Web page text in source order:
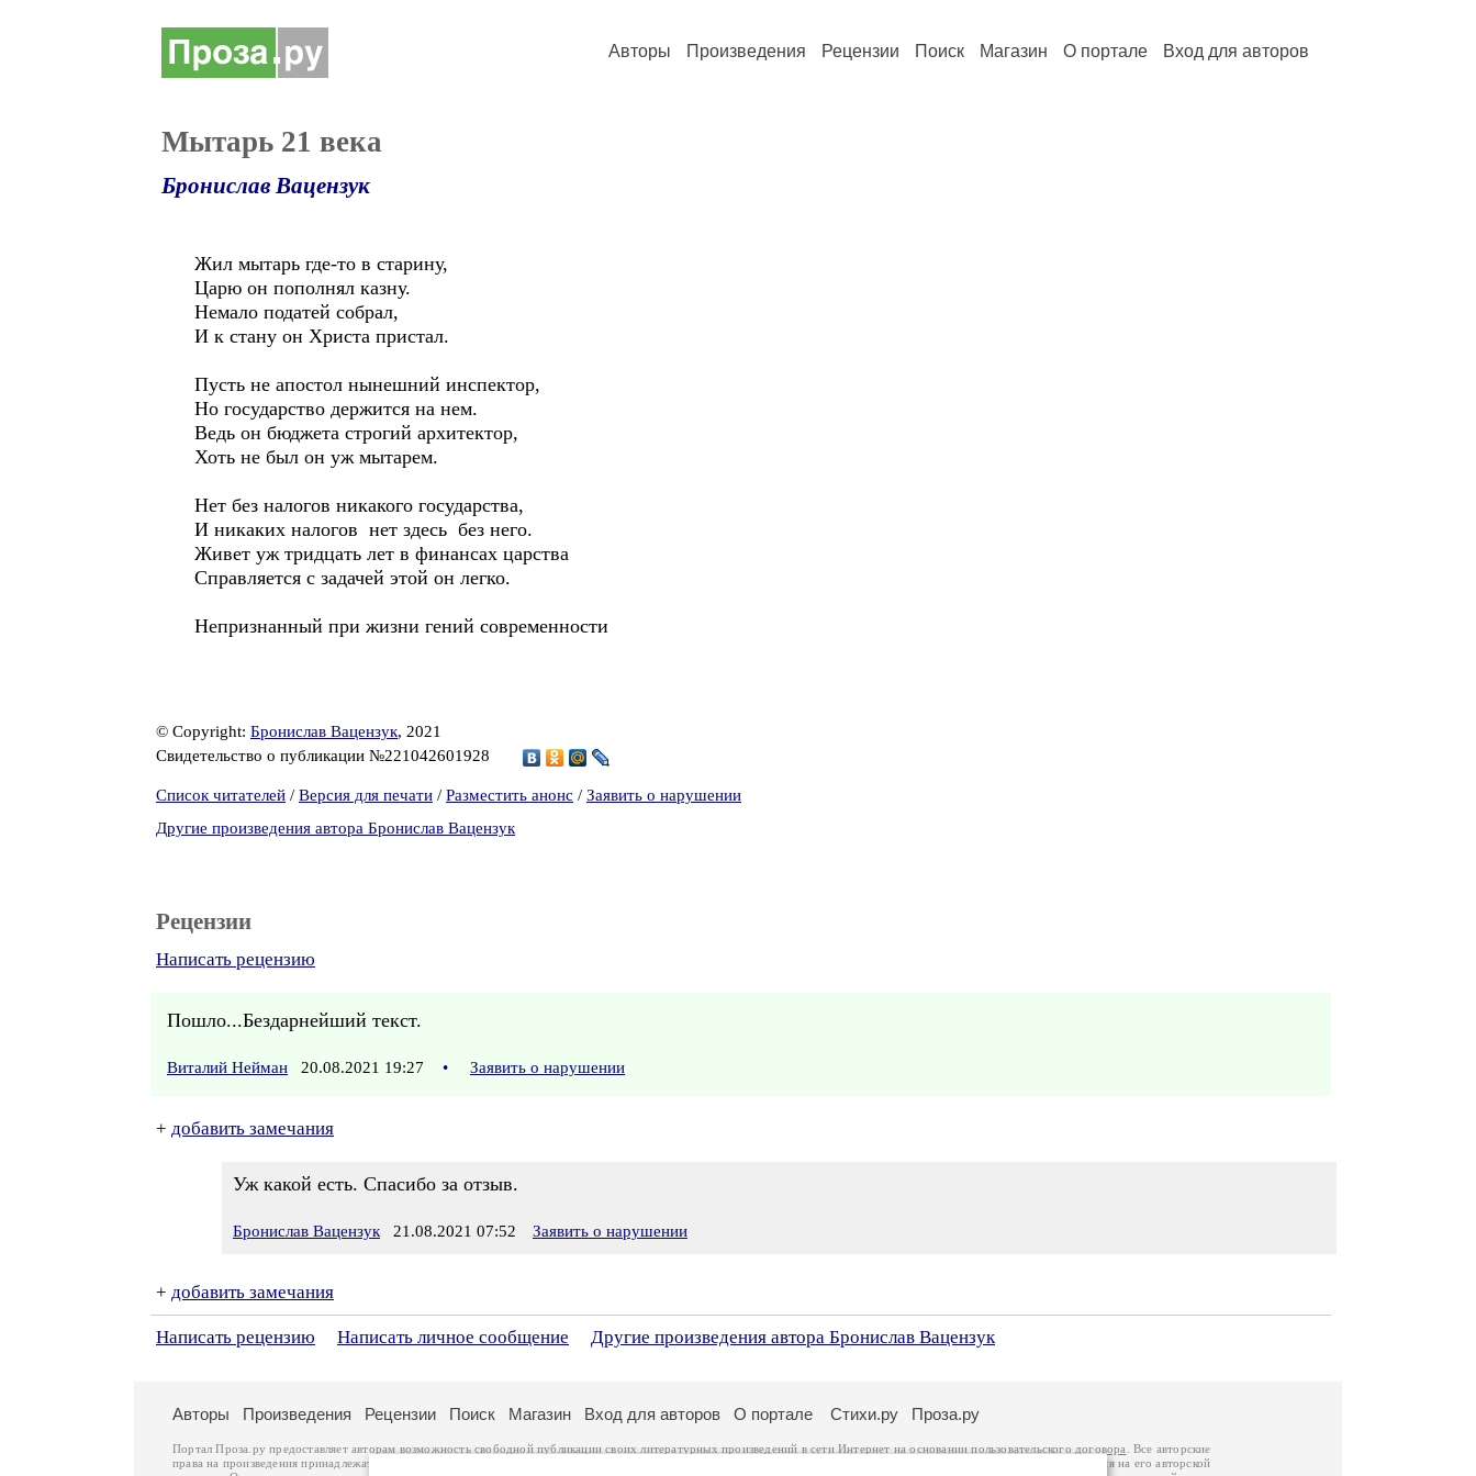
Авторы Произведения Рецензии Поиск Магазин О портале Вход для авторов
Мытарь 21 века
Бронислав Вацензук
Жил мытарь где-то в старину,
Царю он пополнял казну.
Немало податей собрал,
И к стану он Христа пристал.
Пусть не апостол нынешний инспектор,
Но государство держится на нем.
Ведь он бюджета строгий архитектор,
Хоть не был он уж мытарем.
Нет без налогов никакого государства,
И никаких налогов нет здесь без него.
Живет уж тридцать лет в финансах царства
Справляется с задачей этой он легко.
Непризнанный при жизни гений современности
© Copyright: Бронислав Вацензук, 2021
Свидетельство о публикации №221042601928
Список читателей / Версия для печати / Разместить анонс / Заявить о нарушении
Другие произведения автора Бронислав Вацензук
Рецензии
Написать рецензию
Пошло...Бездарнейший текст.
Виталий Нейман 20.08.2021 19:27 • Заявить о нарушении
+ добавить замечания
Уж какой есть. Спасибо за отзыв.
Бронислав Вацензук 21.08.2021 07:52 Заявить о нарушении
+ добавить замечания
Написать рецензию Написать личное сообщение Другие произведения автора Бронислав Вацензук
Авторы Произведения Рецензии Поиск Магазин Вход для авторов О портале Стихи.ру Проза.ру
Портал Проза.ру предоставляет авторам возможность свободной публикации своих литературных произведений в сети Интернет на основаниипользовательского договора
. Все авторские
права на произведения принадлежат авторам и охраняются
. Перепечатка произведений возможна только с согласия его автора, к которому вы можете обратиться на его авторской